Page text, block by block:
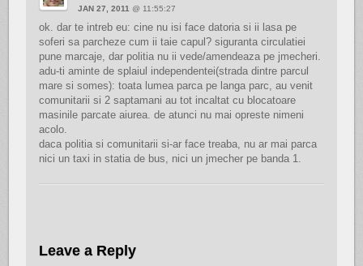
JAN 27, 2011 @ 11:55:27
ok. dar te intreb eu: cine nu isi face datoria si ii lasa pe
soferi sa parcheze cum ii taie capul? siguranta circulatiei
pune marcaje, dar politia nu ii vede/amendeaza pe jmecheri.
adu-ti aminte de splaiul independentei(strada dintre parcul
mare si somes): toata lumea parca pe langa parc, au venit
comunitarii si 2 saptamani au tot incaltat cu blocatoare
masinile parcate aiurea. de atunci nu mai opreste nimeni
acolo.
daca politia si comunitarii si-ar face treaba, nu ar mai parca
nici un taxi in statia de bus, nici un jmecher pe banda 1.
Leave a Reply